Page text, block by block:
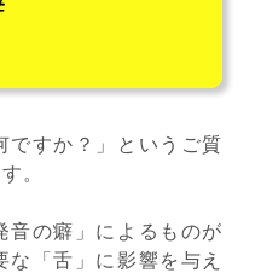
すか？」というご質
。
の癖」によるものが
「舌」に影響を与え